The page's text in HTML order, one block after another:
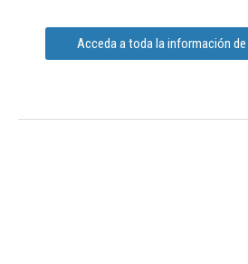
Acceda a toda la información